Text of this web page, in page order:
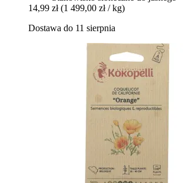
14,99 zł (1 499,00 zł / kg)
Dostawa do 11 sierpnia